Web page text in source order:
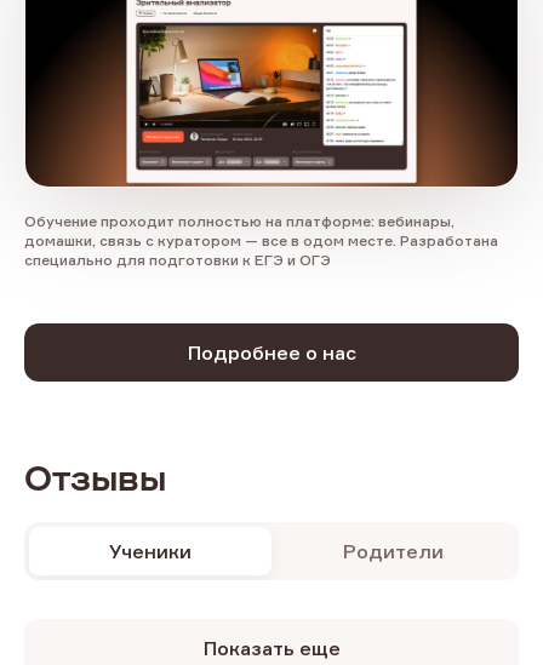
Обучение проходит полностью на платформе: вебинары,
домашки, связь с куратором — все в одом месте. Разработана
специально для подготовки к ЕГЭ и ОГЭ
Подробнее о нас
Отзывы
Ученики Родители
Показать еще